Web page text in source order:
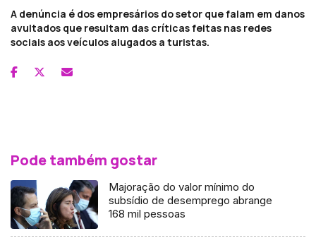
A denúncia é dos empresários do setor que falam em danos
avultados que resultam das críticas feitas nas redes
sociais aos veículos alugados a turistas.
Pode também gostar
Majoração do valor mínimo do
subsídio de desemprego abrange
168 mil pessoas